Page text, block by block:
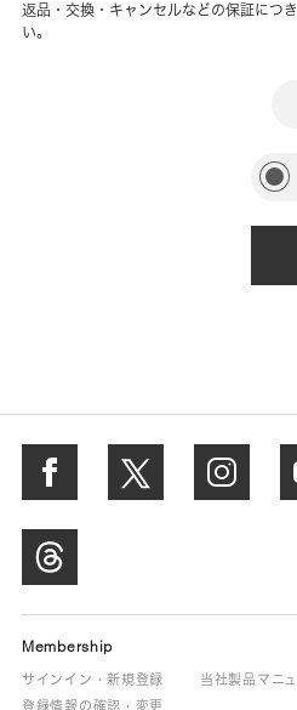
返品・交換・キャンセルなどの保証につき
い。
Membership
サインイン・新規登録
当社製品マニ
登録情報の確認・変更